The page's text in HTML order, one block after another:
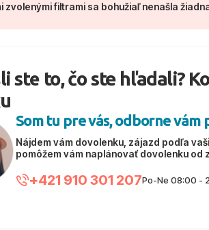
zvolenými filtrami sa bohužiaľ nenašla
ste to, čo ste hľadali?
Som tu pre vás, odborne vám
Nájdem vám dovolenku, zájazd podľa
pomôžem vám naplánovať dovolenku od
+421 910 301 207Po-Ne 08:00 -